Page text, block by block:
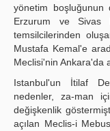
yönetim boşluğunun
Erzurum ve Sivas
temsilcilerinden
Mustafa Kemal'e
Meclisi'nin Ankara'da
Istanbul'un İtilaf
nedenler, za-man
değişkenlik
açılan Meclis-i